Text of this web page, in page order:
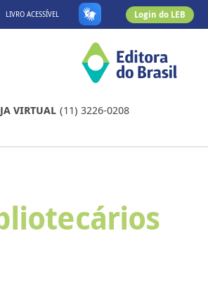
LIVRO ACESSÍVEL Login do LEB
VIRTUAL (11) 3226-0208